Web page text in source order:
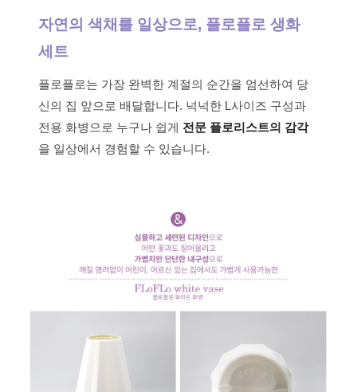
자연의 색채를 일상으로, 플로플로 생화
세트
플로플로는 가장 완벽한 계절의 순간을 엄선하여 당
신의 집 앞으로 배달합니다. 넉넉한 L사이즈 구성과
전용 화병으로 누구나 쉽게 전문 플로리스트의 감각
을 일상에서 경험할 수 있습니다.